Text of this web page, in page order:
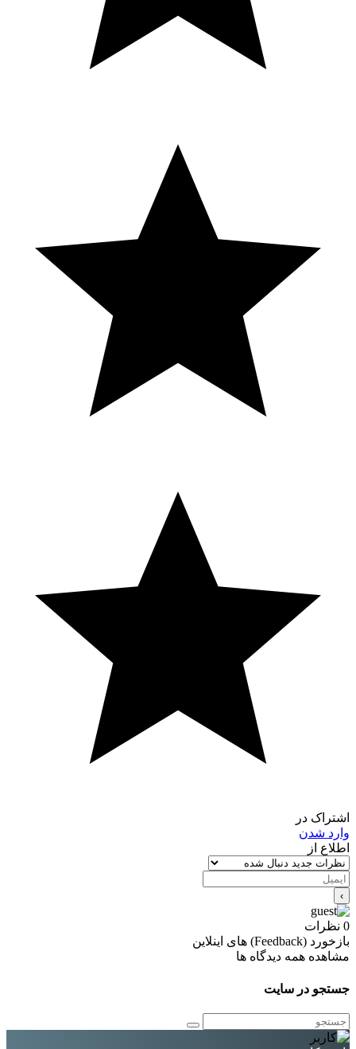
اشتراک در
وارد شدن
اطلاع از
0 نظرات
بازخورد (Feedback) های اینلاین
مشاهده همه دیدگاه ها
جستجو در سایت